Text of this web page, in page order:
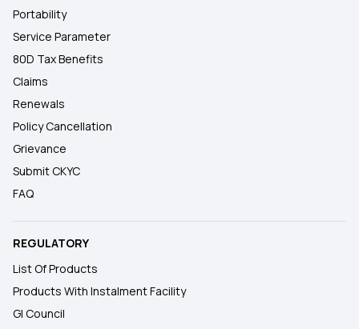
Portability
Service Parameter
80D Tax Benefits
Claims
Renewals
Policy Cancellation
Grievance
Submit CKYC
FAQ
REGULATORY
List Of Products
Products With Instalment Facility
GI Council